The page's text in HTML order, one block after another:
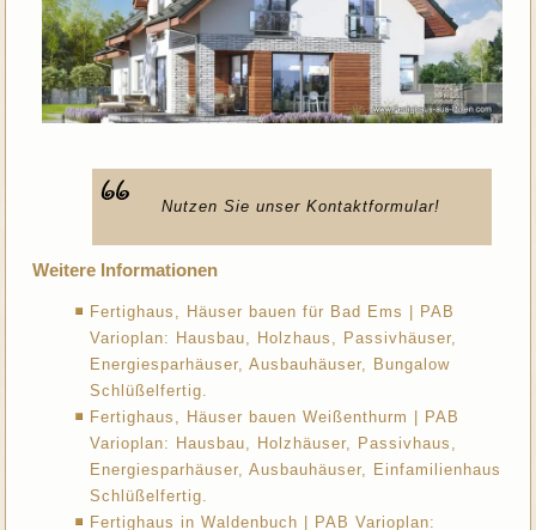
Nutzen Sie unser Kontaktformular!
Weitere Informationen
Fertighaus, Häuser bauen für Bad Ems | PAB
Varioplan: Hausbau, Holzhaus, Passivhäuser,
Energiesparhäuser, Ausbauhäuser, Bungalow
Schlüßelfertig.
Fertighaus, Häuser bauen Weißenthurm | PAB
Varioplan: Hausbau, Holzhäuser, Passivhaus,
Energiesparhäuser, Ausbauhäuser, Einfamilienhaus
Schlüßelfertig.
Fertighaus in Waldenbuch | PAB Varioplan: